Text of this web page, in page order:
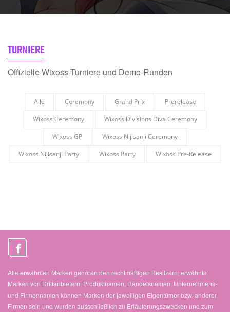
TURNIERE
Offizielle Wixoss-Turniere und Demo-Runden
Alle Ceremony Grand Prix
Prerelease
Wixoss Ceremony
Wixoss Divisions Diva Ceremony
Wixoss GP
Wixoss Nijisanji Ceremony
Wixoss Nijisanji Party
Wixoss Party Wixoss Pre-Release
Alle erwähnten Marken gehören den rechtmäßigen Besitzern; erwähnte
Marken von Drittanbietern, Produktnamen, Handelsnamen, Unternehmens-
und Firmennamen können Marken der jeweiligen Eigentümer bzw. anderer
Firmen sein und wurden ausschließlich zu Erläuterungszwecken und zum